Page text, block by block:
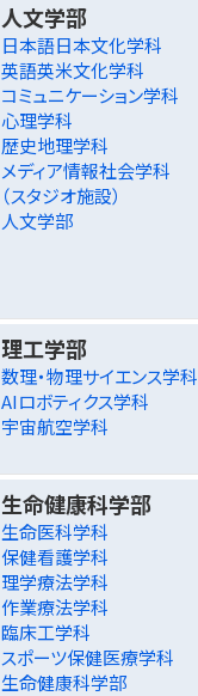
人文学部
日本語日本文化学科
英語英米文化学科
コミュニケーション学科
心理学科
歴史地理学科
メディア情報社会学科
（スタジオ施設）
人文学部
理工学部
数理・物理サイエンス学科
AIロボティクス学科
宇宙航空学科
生命健康科学部
生命医科学科
保健看護学科
理学療法学科
作業療法学科
臨床工学科
スポーツ保健医療学科
生命健康科学部